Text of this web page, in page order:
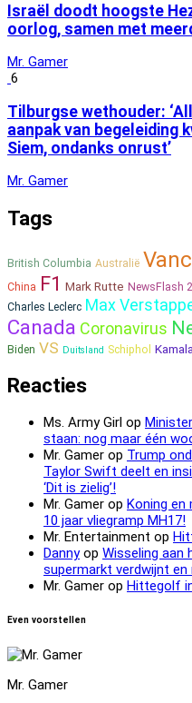
Israël doodt hoogste
oorlog, samen met
Mr. Gamer
6
Tilburgse wethouder:
aanpak van begeleiding
Siem, ondanks onrust’
Mr. Gamer
Tags
British Columbia Australië
China F1 Mark Rutte NewsFlash
Charles Leclerc Max
Canada Coronavirus
Biden VS Duitsland Schiphol
Reacties
Ms. Army Girl op
staan: nog maar één
Mr. Gamer op Trump
Taylor Swift deelt en
‘Dit is zielig’!
Mr. Gamer op Koning en
10 jaar vliegramp MH17!
Mr. Entertainment op
Dannyop Wisseling aan
supermarkt verdwijnt
Mr. Gamer op Hittegolf
Even voorstellen
Mr. Gamer